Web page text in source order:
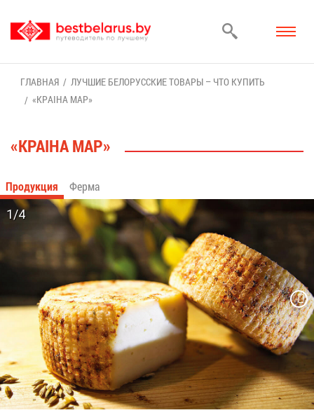
ГЛАВ­НАЯ
ЛУЧ­ШИЕ БЕ­ЛО­РУС­СКИЕ ТО­ВА­РЫ – ЧТО КУ­ПИТЬ
«КРАI­НА МАР»
«КРАI­НА МАР»
Про­дук­ция
Фер­ма
1/4